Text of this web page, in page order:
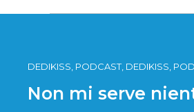
DEDIKISS, PODCAST, DEDIKISS,
Non mi serve